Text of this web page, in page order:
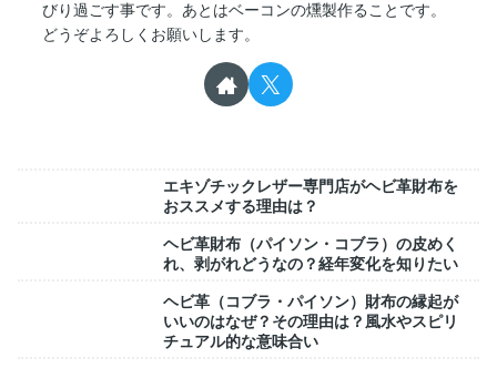
びり過ごす事です。あとはベーコンの燻製作ることです。
どうぞよろしくお願いします。
エキゾチックレザー専門店がヘビ革財布を
おススメする理由は？
ヘビ革財布（パイソン・コブラ）の皮めく
れ、剥がれどうなの？経年変化を知りたい
ヘビ革（コブラ・パイソン）財布の縁起が
いいのはなぜ？その理由は？風水やスピリ
チュアル的な意味合い